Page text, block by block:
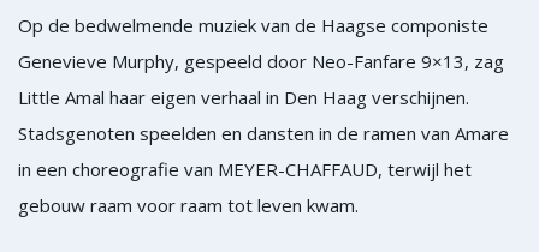
Op de bedwelmende muziek van de Haagse componiste
Genevieve Murphy, gespeeld door Neo-Fanfare 9×13, zag
Little Amal haar eigen verhaal in Den Haag verschijnen.
Stadsgenoten speelden en dansten in de ramen van Amare
in een choreografie van MEYER-CHAFFAUD, terwijl het
gebouw raam voor raam tot leven kwam.